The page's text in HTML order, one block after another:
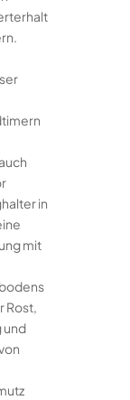
in
mit
Rost,
und